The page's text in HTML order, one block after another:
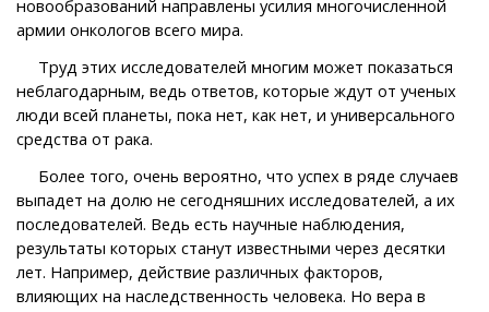
новообразований направлены усилия многочисленной
армии онкологов всего мира.
Труд этих исследователей многим может показаться
неблагодарным, ведь ответов, которые ждут от ученых
люди всей планеты, пока нет, как нет, и универсального
средства от рака.
Более того, очень вероятно, что успех в ряде случаев
выпадет на долю не сегодняшних исследователей, а их
последователей. Ведь есть научные наблюдения,
результаты которых станут известными через десятки
лет. Например, действие различных факторов,
влияющих на наследственность человека. Но вера в